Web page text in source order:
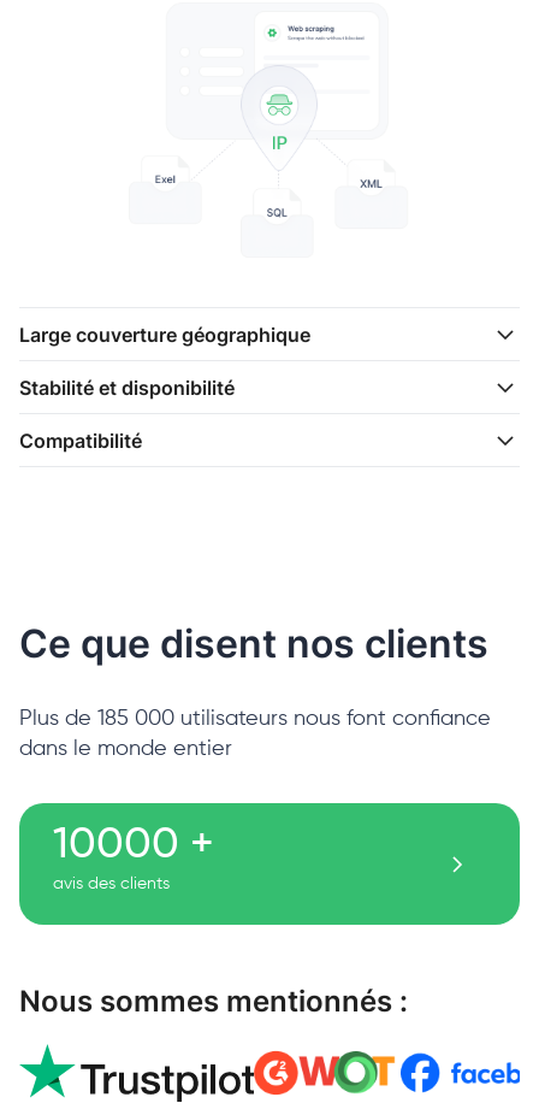
Large couverture géographique
Stabilité et disponibilité
Compatibilité
Ce que disent nos clients
Plus de 185 000 utilisateurs nous font confiance
dans le monde entier
10000 +
avis des clients
Nous sommes mentionnés :